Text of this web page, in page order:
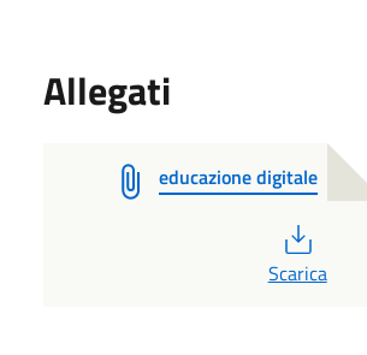
Allegati
educazione digitale
Scarica